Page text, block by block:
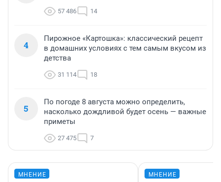
57 486 14
4
Пирожное «Картошка»: классический рецепт
в домашних условиях с тем самым вкусом из
детства
31 114 18
5
По погоде 8 августа можно определить,
насколько дождливой будет осень — важные
приметы
27 475 7
МНЕНИЕ МНЕНИЕ